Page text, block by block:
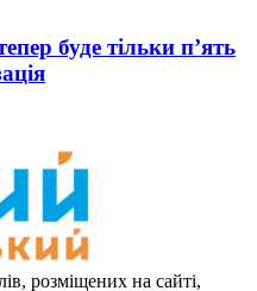
буде тільки п’ять
розміщених на сайті,